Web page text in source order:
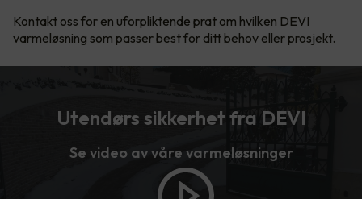
Kontakt oss for en uforpliktende prat om hvilken DEVI
varmeløsning som passer best for ditt behov eller prosjekt.
Utendørs sikkerhet fra DEVI
Se video av våre varmeløsninger